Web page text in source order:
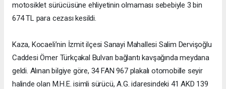
motosiklet sürücüsüne ehliyetinin olmaması sebebiyle 3 bin
674 TL para cezası kesildi.
Kaza, Kocaeli’nin İzmit ilçesi Sanayi Mahallesi Salim Dervişoğlu
Caddesi Ömer Türkçakal Bulvarı bağlantı kavşağında meydana
geldi. Alınan bilgiye göre, 34 FAN 967 plakalı otomobille seyir
halinde olan M.H.E. isimli sürücü, A.G. idaresindeki 41 AKD 139